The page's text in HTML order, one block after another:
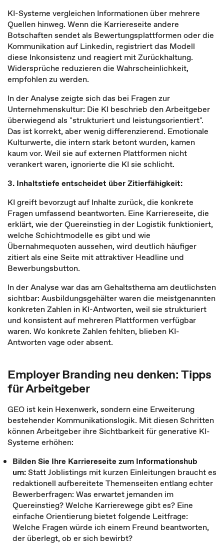
KI-Systeme vergleichen Informationen über mehrere
Quellen hinweg. Wenn die Karriereseite andere
Botschaften sendet als Bewertungsplattformen oder die
Kommunikation auf Linkedin, registriert das Modell
diese Inkonsistenz und reagiert mit Zurückhaltung.
Widersprüche reduzieren die Wahrscheinlichkeit,
empfohlen zu werden.
In der Analyse zeigte sich das bei Fragen zur
Unternehmenskultur: Die KI beschrieb den Arbeitgeber
überwiegend als "strukturiert und leistungsorientiert".
Das ist korrekt, aber wenig differenzierend. Emotionale
Kulturwerte, die intern stark betont wurden, kamen
kaum vor. Weil sie auf externen Plattformen nicht
verankert waren, ignorierte die KI sie schlicht.
3. Inhaltstiefe entscheidet über Zitierfähigkeit:
KI greift bevorzugt auf Inhalte zurück, die konkrete
Fragen umfassend beantworten. Eine Karriereseite, die
erklärt, wie der Quereinstieg in der Logistik funktioniert,
welche Schichtmodelle es gibt und wie
Übernahmequoten aussehen, wird deutlich häufiger
zitiert als eine Seite mit attraktiver Headline und
Bewerbungsbutton.
In der Analyse war das am Gehaltsthema am deutlichsten
sichtbar: Ausbildungsgehälter waren die meistgenannten
konkreten Zahlen in KI-Antworten, weil sie strukturiert
und konsistent auf mehreren Plattformen verfügbar
waren. Wo konkrete Zahlen fehlten, blieben KI-
Antworten vage oder absent.
Employer Branding neu denken: Tipps
für Arbeitgeber
GEO ist kein Hexenwerk, sondern eine Erweiterung
bestehender Kommunikationslogik. Mit diesen Schritten
können Arbeitgeber ihre Sichtbarkeit für generative KI-
Systeme erhöhen:
Bilden Sie Ihre Karriereseite zum Informationshub
um:Statt Joblistings mit kurzen Einleitungen braucht es
redaktionell aufbereitete Themenseiten entlang echter
Bewerberfragen: Was erwartet jemanden im
Quereinstieg? Welche Karrierewege gibt es? Eine
einfache Orientierung bietet folgende Leitfrage:
Welche Fragen würde ich einem Freund beantworten,
der überlegt, ob er sich bewirbt?